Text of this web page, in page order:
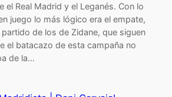
el Real Madrid y el Leganés. Con lo
juego lo más lógico era el empate,
de los de Zidane, que siguen
el batacazo de esta campaña no
de la…